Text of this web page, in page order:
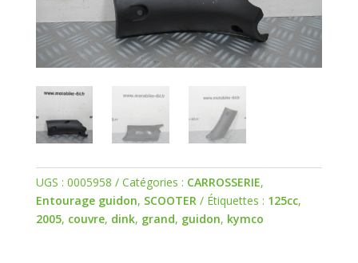
UGS : 0005958 Catégories : CARROSSERIE,
Entourage guidon, SCOOTER Étiquettes : 125cc,
2005, couvre, dink, grand, guidon, kymco